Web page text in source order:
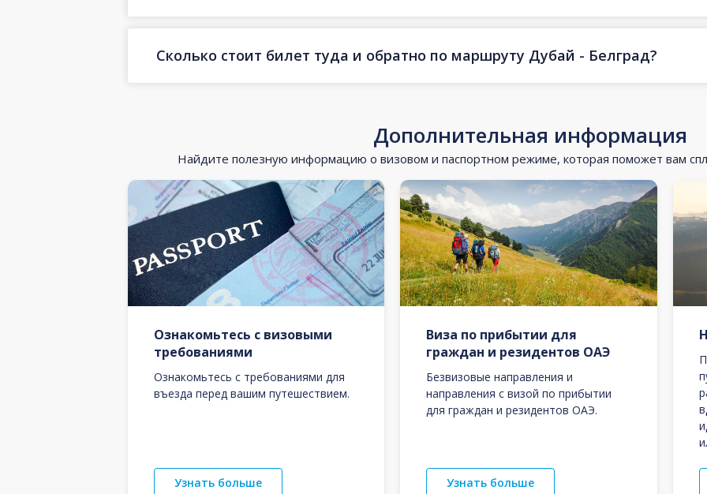
Сколько стоит билет туда и обратно по маршруту Дубай - Белград?
Дополнительная информация
Найдите полезную информацию о визовом и паспортном режиме, которая поможет вам
Ознакомьтесь с визовыми
требованиями
Ознакомьтесь с требованиями для
въезда перед вашим путешествием.
Узнать больше
Виза по прибытии для
граждан и резидентов ОАЭ
Безвизовые направления и
направления с визой по прибытии
для граждан и резидентов ОАЭ.
Узнать больше